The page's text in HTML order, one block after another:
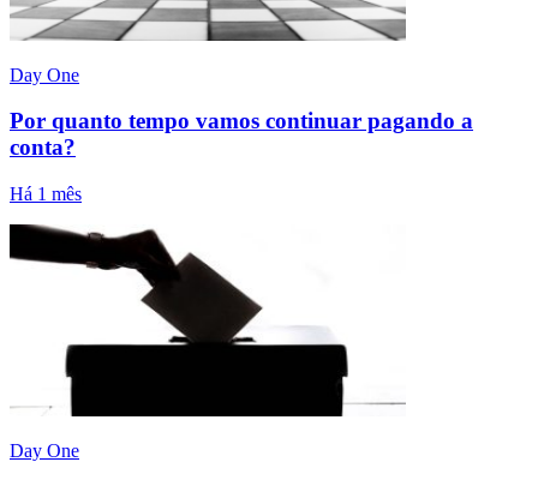
Day One
Por quanto tempo vamos continuar pagando a
conta?
Há 1 mês
Day One